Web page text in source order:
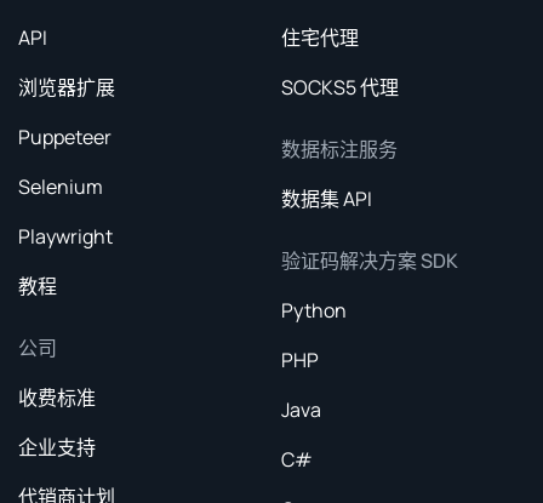
API
浏览器扩展
Puppeteer
Selenium
Playwright
教程
公司
收费标准
企业支持
代销商计划
住宅代理
SOCKS5 代理
数据标注服务
数据集 API
验证码解决方案 SDK
Python
PHP
Java
C#